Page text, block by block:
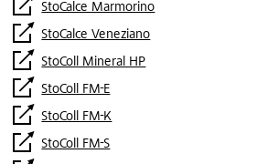
StoCalce Marmorino
StoCalce Veneziano
StoColl Mineral HP
StoColl FM-E
StoColl FM-K
StoColl FM-S